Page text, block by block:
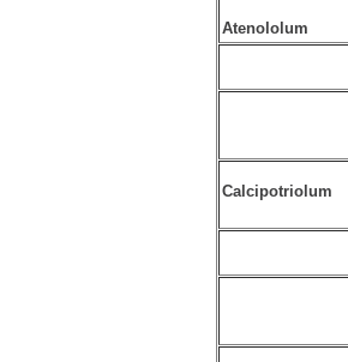
Atenololum
Calcipotriolum